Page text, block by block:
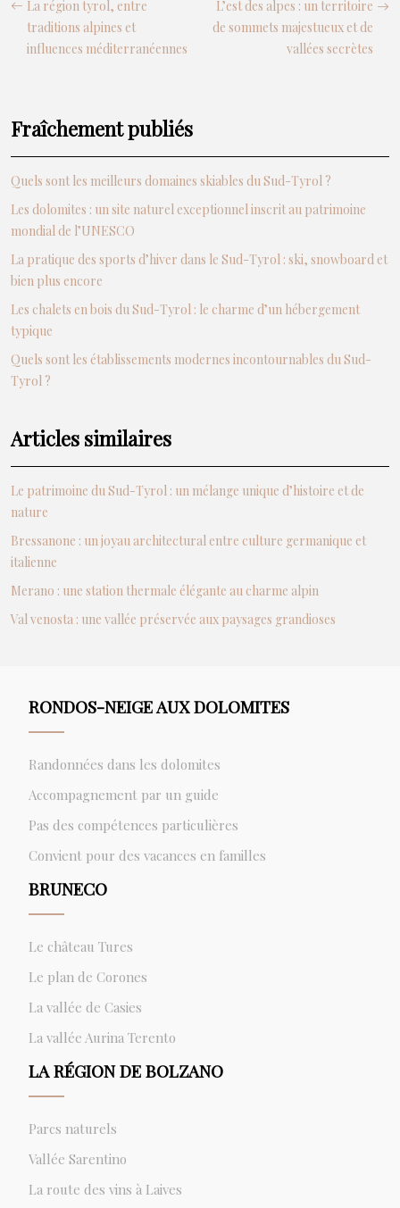
La région tyrol, entre
traditions alpines et
influences méditerranéennes
L’est des alpes : un territoire
de sommets majestueux et de
vallées secrètes
Fraîchement publiés
Quels sont les meilleurs domaines skiables du Sud-Tyrol ?
Les dolomites : un site naturel exceptionnel inscrit au patrimoine
mondial de l’UNESCO
La pratique des sports d’hiver dans le Sud-Tyrol : ski, snowboard et
bien plus encore
Les chalets en bois du Sud-Tyrol : le charme d’un hébergement
typique
Quels sont les établissements modernes incontournables du Sud-
Tyrol ?
Articles similaires
Le patrimoine du Sud-Tyrol : un mélange unique d’histoire et de
nature
Bressanone : un joyau architectural entre culture germanique et
italienne
Merano : une station thermale élégante au charme alpin
Val venosta : une vallée préservée aux paysages grandioses
RONDOS-NEIGE AUX DOLOMITES
Randonnées dans les dolomites
Accompagnement par un guide
Pas des compétences particulières
Convient pour des vacances en familles
BRUNECO
Le château Tures
Le plan de Corones
La vallée de Casies
La vallée Aurina Terento
LA RÉGION DE BOLZANO
Parcs naturels
Vallée Sarentino
La route des vins à Laives